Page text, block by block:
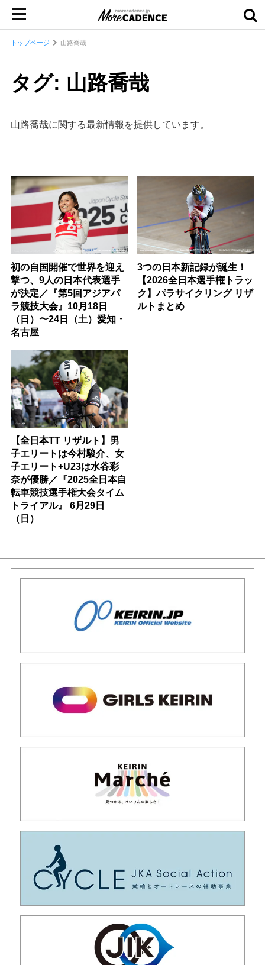
トップページ 山路喬哉
タグ: 山路喬哉
山路喬哉に関する最新情報を提供しています。
初の自国開催で世界を迎え
撃つ、9人の日本代表選手
が決定／『第5回アジアパ
ラ競技大会』10月18日
（日）〜24日（土）愛知・
名古屋
3つの日本新記録が誕生！
【2026全日本選手権トラッ
ク】パラサイクリング リザ
ルトまとめ
【全日本TT リザルト】男
子エリートは今村駿介、女
子エリート+U23は水谷彩
奈が優勝／『2025全日本自
転車競技選手権大会タイム
トライアル』 6月29日
（日）